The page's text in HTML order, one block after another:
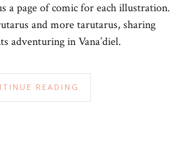
a page of comic for each illustration.
and more tarutarus, sharing
adventuring in Vana’diel.
READING